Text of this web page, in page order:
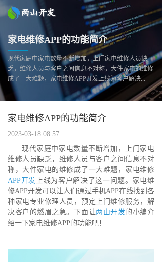
家电维修APP的功能简介
现代家庭中家电数量不断增加，上门家电维修人员缺
乏，维修人员与客户之间信息不对称，大件家电的维修
成了一大难题，家电维修APP开发上线为客户解决...
家电维修APP的功能简介
2023-03-18 08:57
现代家庭中家电数量不断增加，上门家电
维修人员缺乏，维修人员与客户之间信息不对
称，大件家电的维修成了一大难题，家电维修
APP开发 上线为客户解决了这一问题。家电维
修APP开发可以让人们通过手机APP在线找到各
种家电专业修理人员，预定上门维修服务，解
决客户的燃眉之急。下面让两山开发的小编介
绍一下家电维修APP的功能吧！